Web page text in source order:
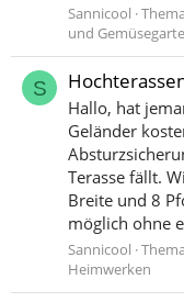
Sannicool Thema
und
S
Hallo, hat
Geländer
Terasse fällt.
Breite und 8
möglich ohne
Sannicool Thema
Heimwerken